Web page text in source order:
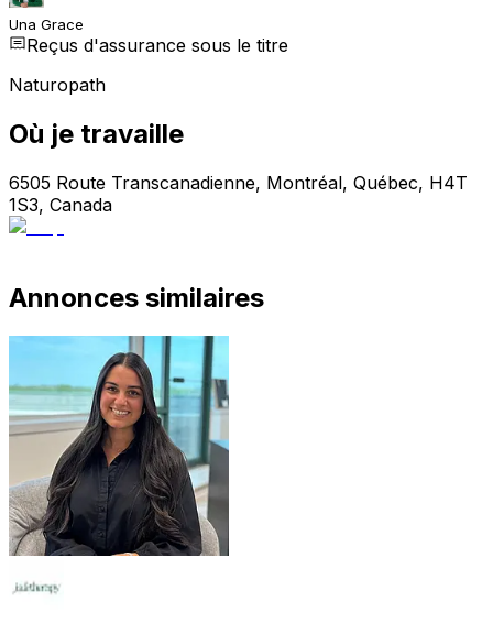
Una Grace
Reçus d'assurance sous le titre
Naturopath
Où je travaille
6505 Route Transcanadienne, Montréal, Québec, H4T
1S3, Canada
Annonces similaires